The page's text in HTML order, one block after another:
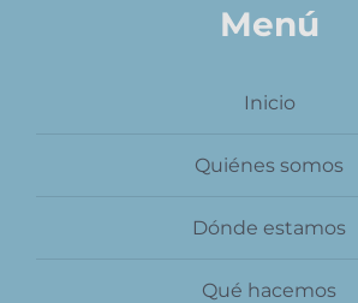
Menú
Inicio
Quiénes somos
Dónde estamos
Qué hacemos